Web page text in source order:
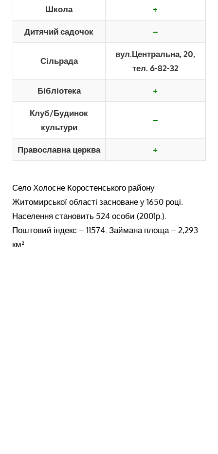
Школа +
Дитячий садочок –
Сільрада
вул.Центральна, 20,
тел. 6-82-32
Бібліотека +
Клуб/Будинок
культури
–
Православна церква +
Село Холосне Коростенського району
Житомирської області засноване у 1650 році.
Населення становить 524 особи (2001р.).
Поштовий індекс – 11574. Займана площа – 2,293
км².